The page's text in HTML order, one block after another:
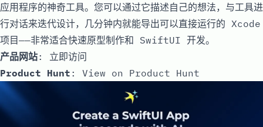
应用程序的神奇工具。您可以通过它描述自己的想法，与工具进
行对话来迭代设计，几分钟内就能导出可以直接运行的 Xcode
项目——非常适合快速原型制作和 SwiftUI 开发。
产品网站: 立即访问
Product Hunt : View on Product Hunt